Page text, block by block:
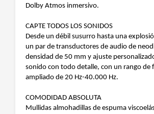
Dolby Atmos inmersivo.
CAPTE TODOS LOS SONIDOS
Desde un débil susurro hasta una
un par de transductores de audio de
densidad de 50 mm y ajuste
sonido con todo detalle, con un rango de
ampliado de 20 Hz-40.000 Hz.
COMODIDAD ABSOLUTA
Mullidas almohadillas de espuma